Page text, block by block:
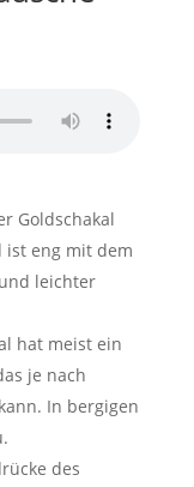
Goldschakal
ist eng mit dem
leichter
hat meist ein
je nach
In bergigen
des